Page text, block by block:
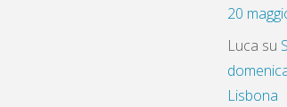
20
Luca su
Lisbona